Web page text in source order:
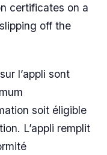
certificates on a
off the
l’appli sont
soit éligible
L’appli remplit